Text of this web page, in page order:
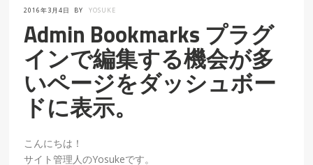
2016年3月4日 BY YOSUKE
Admin Bookmarks プラグ
インで編集する機会が多
いページをダッシュボー
ドに表示。
こんにちは！
サイト管理人のYosukeです。